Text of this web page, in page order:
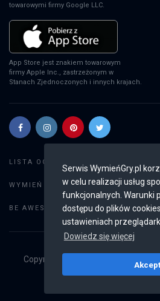
Serwis WymieńGry.pl
w celu realizacji usług
funkcjonalnych. Warunki
dostępu do plików
ustawieniach
Dowiedz się więcej
towarowymi firmy Google LLC.
App Store jest znakiem towarowym
firmy Apple Inc., zastrzeżonym w
Stanach Zjednoczonych i innych krajach.
LISTA OGŁOSZEŃ:
WYMIEŃ GRY: Dodaj ogłoszenie
BE AWESOME: Weryfikacja konta
Copyright © 2019 - 2026